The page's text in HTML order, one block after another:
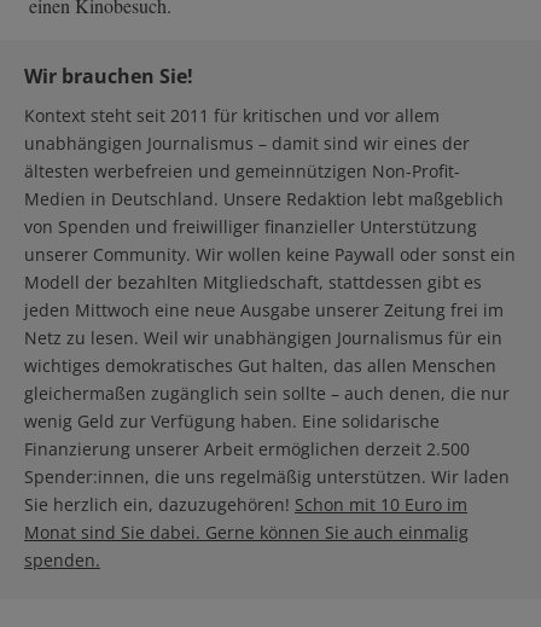
einen Kinobesuch.
Wir brauchen Sie!
Kontext steht seit 2011 für kritischen und vor allem
unabhängigen Journalismus – damit sind wir eines der
ältesten werbefreien und gemeinnützigen Non-Profit-
Medien in Deutschland. Unsere Redaktion lebt maßgeblich
von Spenden und freiwilliger finanzieller Unterstützung
unserer Community. Wir wollen keine Paywall oder sonst ein
Modell der bezahlten Mitgliedschaft, stattdessen gibt es
jeden Mittwoch eine neue Ausgabe unserer Zeitung frei im
Netz zu lesen. Weil wir unabhängigen Journalismus für ein
wichtiges demokratisches Gut halten, das allen Menschen
gleichermaßen zugänglich sein sollte – auch denen, die nur
wenig Geld zur Verfügung haben. Eine solidarische
Finanzierung unserer Arbeit ermöglichen derzeit 2.500
Spender:innen, die uns regelmäßig unterstützen. Wir laden
Sie herzlich ein, dazuzugehören! Schon mit 10 Euro im
Monat sind Sie dabei. Gerne können Sie auch einmalig
spenden.